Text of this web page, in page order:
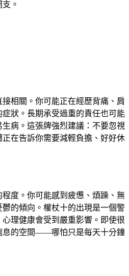
。
相關。你可能正在經歷背痛、肩
狀。長期承受過重的責任也可能
病。這張牌強烈建議：不要忽視
在告訴你需要減輕負擔、好好休
度。你可能感到疲憊、煩躁、無
的傾向。權杖十的出現是一個警
理健康會受到嚴重影響。即使很
息的空間——哪怕只是每天十分鐘